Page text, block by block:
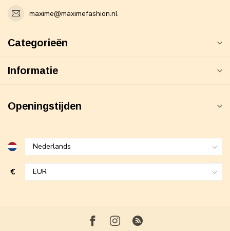
maxime@maximefashion.nl
Categorieën
Informatie
Openingstijden
€